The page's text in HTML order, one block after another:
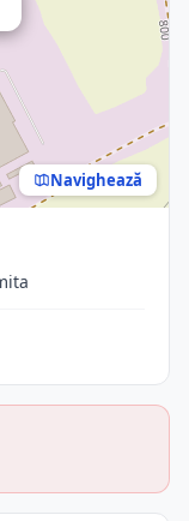
Navighează